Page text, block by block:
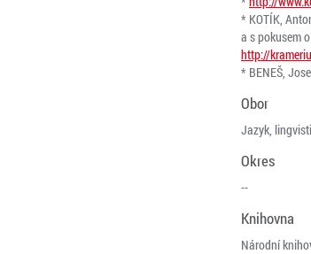
* KOTÍK,
a s pokusem
http://
* BENEŠ,
Obor
Jazyk,
Okres
--
Knihovna
Národní